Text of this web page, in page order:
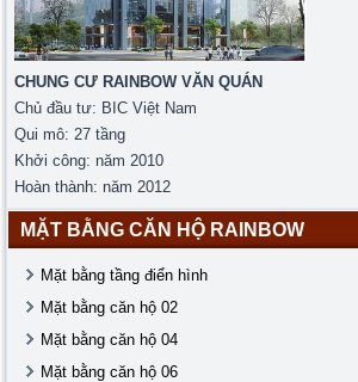
CHUNG CƯ RAINBOW VĂN QUÁN
Chủ đầu tư: BIC Việt Nam
Qui mô: 27 tầng
Khởi công: năm 2010
Hoàn thành: năm 2012
MẶT BẰNG CĂN HỘ RAINBOW
Mặt bằng tầng điển hình
Mặt bằng căn hộ 02
Mặt bằng căn hộ 04
Mặt bằng căn hộ 06